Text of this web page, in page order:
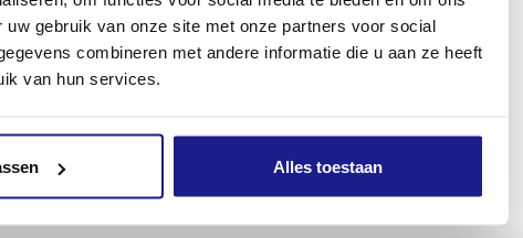
gebruik van onze site met onze partners voor social
combineren met andere informatie die u aan ze heeft
van hun services.
Alles toestaan